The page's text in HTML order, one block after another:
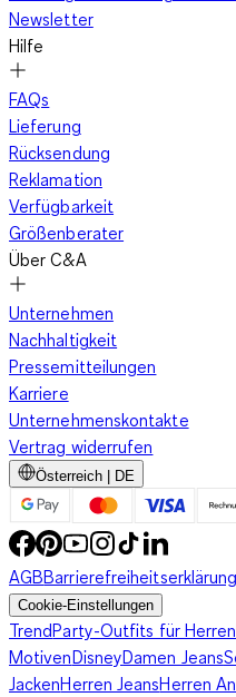
Newsletter
Hilfe
FAQs
Lieferung
Rücksendung
Reklamation
Verfügbarkeit
Größenberater
Über C&A
Unternehmen
Nachhaltigkeit
Pressemitteilungen
Karriere
Unternehmenskontakte
Vertrag widerrufen
Österreich | DE
AGB
Cookie-Einstellungen
TrendParty-Outfits für Herren
MotivenDisneyDamen Jeans
JackenHerren JeansHerren